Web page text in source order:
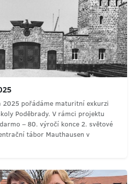
2025 pořádáme maturitní exkurzi
Poděbrady. V rámci projektu
– 80. výročí konce 2. světové
tábor Mauthausen v